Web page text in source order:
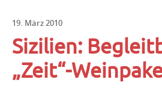
19. März 2010
Sizilien:
„Zeit“-